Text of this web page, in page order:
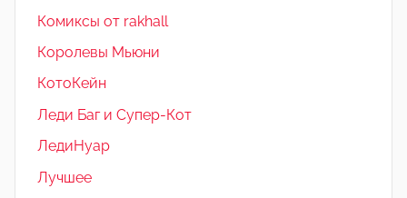
Комиксы от rakhall
Королевы Мьюни
КотоКейн
Леди Баг и Супер-Кот
ЛедиНуар
Лучшее